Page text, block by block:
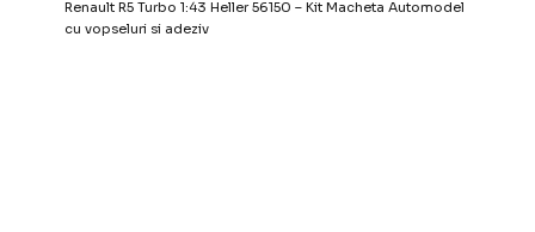
Renault R5 Turbo 1:43 Heller 56150 – Kit Macheta Automodel
cu vopseluri si adeziv